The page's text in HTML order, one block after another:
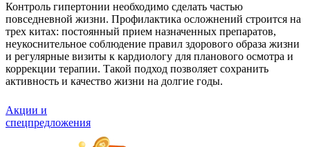
Контроль гипертонии необходимо сделать частью
повседневной жизни. Профилактика осложнений строится на
трех китах: постоянный прием назначенных препаратов,
неукоснительное соблюдение правил здорового образа жизни
и регулярные визиты к кардиологу для планового осмотра и
коррекции терапии. Такой подход позволяет сохранить
активность и качество жизни на долгие годы.
Акции и
спецпредложения